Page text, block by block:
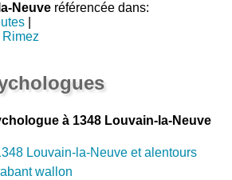
Neuveréférencée dans:
|
à 1348 Louvain-la-Neuve
Louvain-la-Neuve et alentours
wallon